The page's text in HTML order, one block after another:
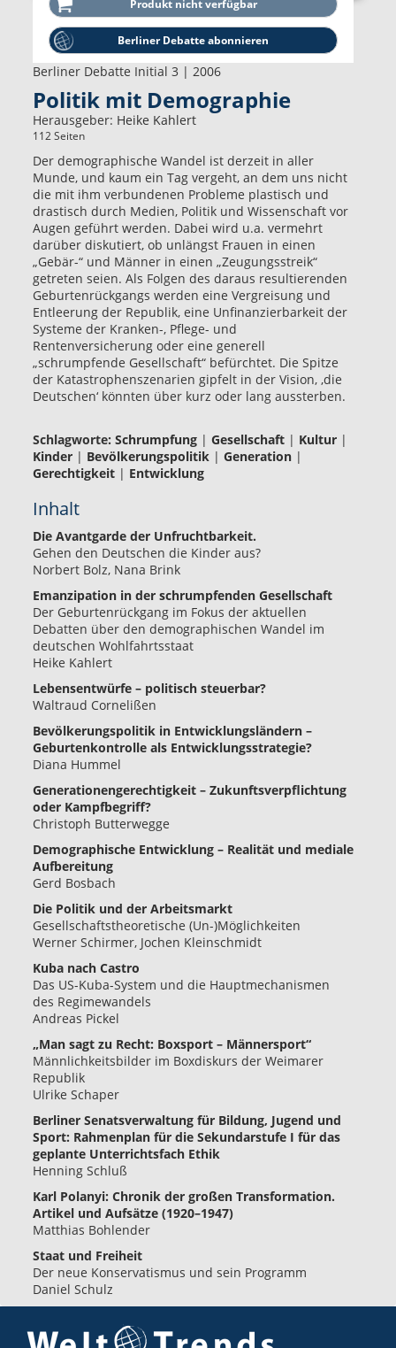
Berliner Debatte abonnieren
Berliner Debatte Initial 3 | 2006
Politik mit Demographie
Herausgeber: Heike Kahlert
112 Seiten
Der demographische Wandel ist derzeit in aller
Munde, und kaum ein Tag vergeht, an dem uns nicht
die mit ihm verbundenen Probleme plastisch und
drastisch durch Medien, Politik und Wissenschaft vor
Augen geführt werden. Dabei wird u.a. vermehrt
darüber diskutiert, ob unlängst Frauen in einen
„Gebär-“ und Männer in einen „Zeugungsstreik“
getreten seien. Als Folgen des daraus resultierenden
Geburtenrückgangs werden eine Vergreisung und
Entleerung der Republik, eine Unfinanzierbarkeit der
Systeme der Kranken-, Pflege- und
Rentenversicherung oder eine generell
„schrumpfende Gesellschaft“ befürchtet. Die Spitze
der Katastrophenszenarien gipfelt in der Vision, ‚die
Deutschen‘ könnten über kurz oder lang aussterben.
Schlagworte: Schrumpfung | Gesellschaft | Kultur |
Kinder | Bevölkerungspolitik | Generation |
Gerechtigkeit | Entwicklung
Inhalt
Die Avantgarde der Unfruchtbarkeit.
Gehen den Deutschen die Kinder aus?
Norbert Bolz, Nana Brink
Emanzipation in der schrumpfenden Gesellschaft
Der Geburtenrückgang im Fokus der aktuellen
Debatten über den demographischen Wandel im
deutschen Wohlfahrtsstaat
Heike Kahlert
Lebensentwürfe – politisch steuerbar?
Waltraud Cornelißen
Bevölkerungspolitik in Entwicklungsländern –
Geburtenkontrolle als Entwicklungsstrategie?
Diana Hummel
Generationengerechtigkeit – Zukunftsverpflichtung
oder Kampfbegriff?
Christoph Butterwegge
Demographische Entwicklung – Realität und mediale
Aufbereitung
Gerd Bosbach
Die Politik und der Arbeitsmarkt
Gesellschaftstheoretische (Un-)Möglichkeiten
Werner Schirmer, Jochen Kleinschmidt
Kuba nach Castro
Das US-Kuba-System und die Hauptmechanismen
des Regimewandels
Andreas Pickel
„Man sagt zu Recht: Boxsport – Männersport“
Männlichkeitsbilder im Boxdiskurs der Weimarer
Republik
Ulrike Schaper
Berliner Senatsverwaltung für Bildung, Jugend und
Sport: Rahmenplan für die Sekundarstufe I für das
geplante Unterrichtsfach Ethik
Henning Schluß
Karl Polanyi: Chronik der großen Transformation.
Artikel und Aufsätze (1920–1947)
Matthias Bohlender
Staat und Freiheit
Der neue Konservatismus und sein Programm
Daniel Schulz